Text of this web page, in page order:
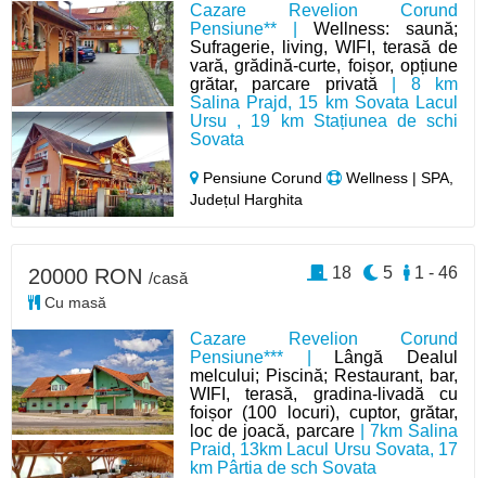
Cazare Revelion Corund
Pensiune** |Wellness: saună;
Sufragerie, living, WIFI, terasă de
vară, grădină-curte, foișor, opțiune
grătar, parcare privată | 8 km
Salina Prajd, 15 km Sovata Lacul
Ursu , 19 km Stațiunea de schi
Sovata
Pensiune Corund
Wellness | SPA,
Județul Harghita
Cazare Revelion Corund
Pensiune*** |
Lângă Dealul
melcului; Piscină; Restaurant, bar,
WIFI, terasă, gradina-livadă cu
foișor (100 locuri), cuptor, grătar,
loc de joacă, parcare| 7km Salina
Praid, 13km Lacul Ursu Sovata, 17
km Pârtia de sch Sovata
20000 RON /casă
Cu masă
1 - 46
5
18